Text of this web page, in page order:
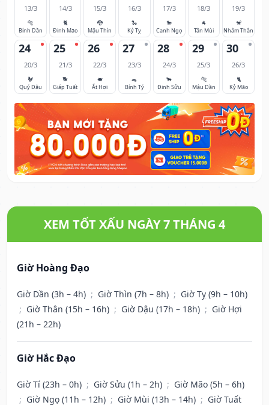
13/3
🐅
Bính Dần
14/3
🐈
Đinh Mão
15/3
🐉
Mậu Thìn
16/3
🐍
Kỷ Tỵ
17/3
🐎
Canh Ngọ
18/3
🐐
Tân Mùi
19/3
🐒
Nhâm Thân
24
20/3
🐓
Quý Dậu
25
21/3
🐕
Giáp Tuất
26
22/3
🐖
Ất Hợi
27
23/3
🐀
Bính Tý
28
24/3
🐂
Đinh Sửu
29
25/3
🐅
Mậu Dần
30
26/3
🐈
Kỷ Mão
XEM TỐT XẤU NGÀY 7 THÁNG 4
Giờ Hoàng Đạo
Giờ Dần (3h – 4h) ; Giờ Thìn (7h – 8h) ; Giờ Tỵ (9h – 10h)
; Giờ Thân (15h – 16h) ; Giờ Dậu (17h – 18h) ; Giờ Hợi
(21h – 22h)
Giờ Hắc Đạo
Giờ Tí (23h – 0h) ; Giờ Sửu (1h – 2h) ; Giờ Mão (5h – 6h)
; Giờ Ngọ (11h – 12h) ; Giờ Mùi (13h – 14h) ; Giờ Tuất